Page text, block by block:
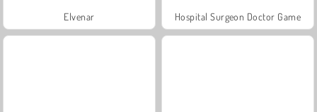
Elvenar Hospital Surgeon Doctor Game